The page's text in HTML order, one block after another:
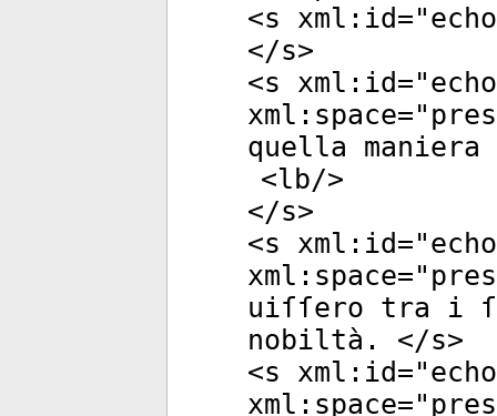
<s xml:id="
</s>
<s xml:id="
xml:space="
quella
<lb/>
</s>
<s xml:id="
xml:space="
uiſſero tra i
nobiltà. </s>
<s xml:id="
xml:space="